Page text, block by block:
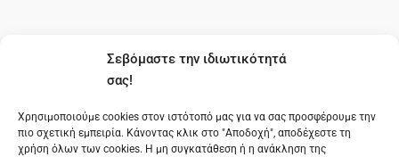
Σεβόμαστε την ιδιωτικότητά
σας!
Χρησιμοποιούμε cookies στον ιστότοπό μας για να σας προσφέρουμε την
πιο σχετική εμπειρία. Κάνοντας κλικ στο "Αποδοχή", αποδέχεστε τη
χρήση όλων των cookies. Η μη συγκατάθεση ή η ανάκληση της
Πολιτική cookies